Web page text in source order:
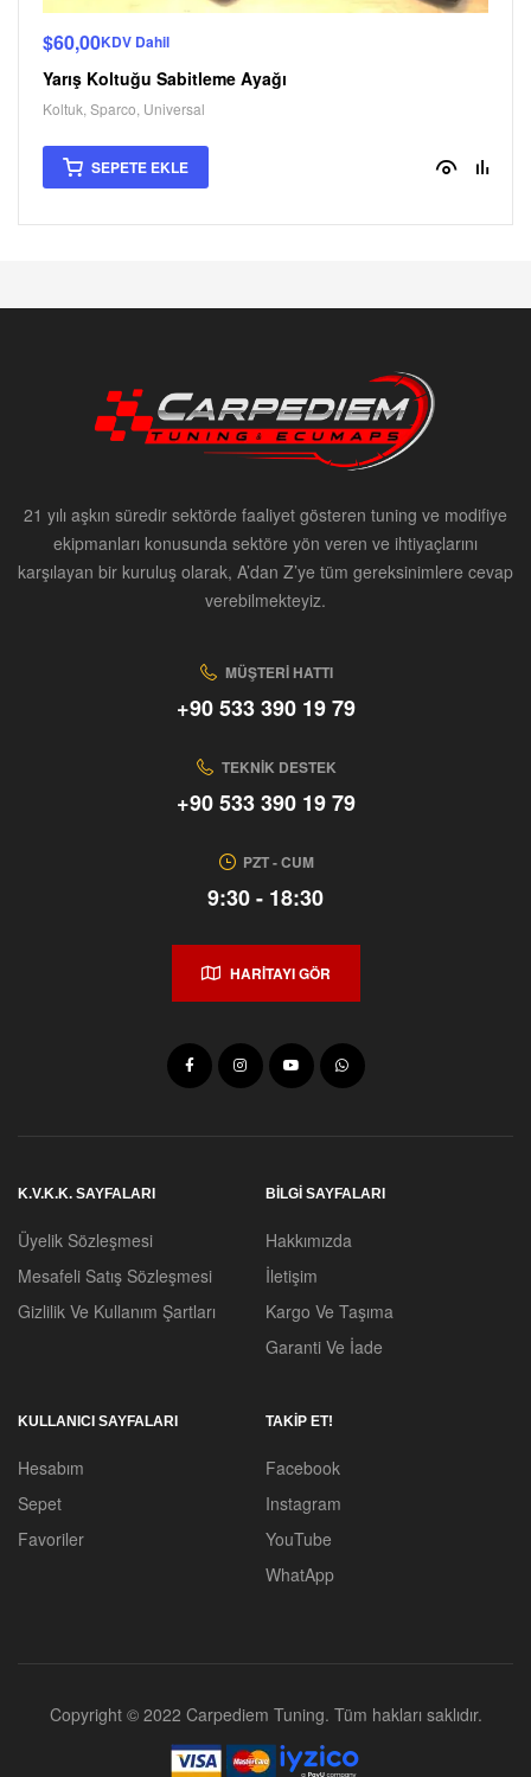
$60,00KDV Dahil
Yarış Koltuğu Sabitleme Ayağı
Koltuk Sparco Universal
SEPETE EKLE
21 yılı aşkın süredir sektörde faaliyet gösteren tuning ve modifiye
ekipmanları konusunda sektöre yön veren ve ihtiyaçlarını
karşılayan bir kuruluş olarak, A’dan Z’ye tüm gereksinimlere cevap
verebilmekteyiz.
MÜŞTERI HATTI
+90 533 390 19 79
TEKNIK DESTEK
+90 533 390 19 79
PZT - CUM
9:30 - 18:30
HARİTAYI GÖR
K.V.K.K. SAYFALARI
Üyelik Sözleşmesi
Mesafeli Satış Sözleşmesi
Gizlilik Ve Kullanım Şartları
BILGI SAYFALARI
Hakkımızda
İletişim
Kargo Ve Taşıma
Garanti Ve İade
KULLANICI SAYFALARI
Hesabım
Sepet
Favoriler
TAKİP ET!
Facebook
Instagram
YouTube
WhatApp
Copyright © 2022 Carpediem Tuning. Tüm hakları saklıdır.